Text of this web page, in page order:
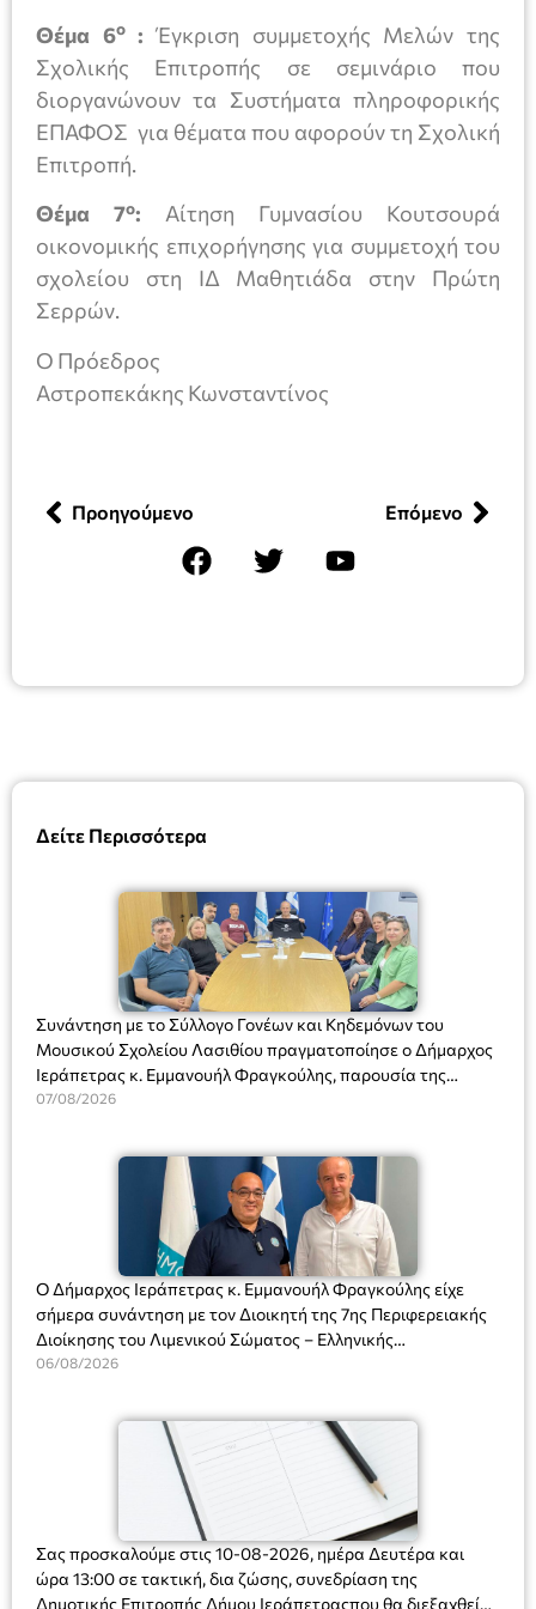
Δείτε Περισσότερα
Συνάντηση με το Σύλλογο Γονέων και Κηδεμόνων του
Μουσικού Σχολείου Λασιθίου πραγματοποίησε ο Δήμαρχος
Ιεράπετρας κ. Εμμανουήλ Φραγκούλης, παρουσία της
Διευθύντριας του σχολείου κας Μαριάννας Χαΐτα.
07/08/2026
Ο Δήμαρχος Ιεράπετρας κ. Εμμανουήλ Φραγκούλης είχε
σήμερα συνάντηση με τον Διοικητή της 7ης Περιφερειακής
Διοίκησης του Λιμενικού Σώματος – Ελληνικής
Ακτοφυλακής (Λ.Σ.-ΕΛ.ΑΚΤ.), Αρχιπλοίαρχο Λ.Σ. κ. Ιωάννη
06/08/2026
Σας προσκαλούμε στις 10-08-2026, ημέρα Δευτέρα και
ώρα 13:00 σε τακτική, δια ζώσης, συνεδρίαση της
Δημοτικής Επιτροπής Δήμου Ιεράπετραςπου θα διεξαχθεί
Θέμα 6ο:Έγκριση συμμετοχής Μελών της
Σχολικής Επιτροπής σε σεμινάριο που
διοργανώνουν τα Συστήματα πληροφορικής
ΕΠΑΦΟΣ για θέματα που αφορούν τη Σχολική
Επιτροπή.
Θέμα 7ο: Αίτηση Γυμνασίου Κουτσουρά
οικονομικής επιχορήγησης για συμμετοχή του
σχολείου στη ΙΔ Μαθητιάδα στην Πρώτη
Σερρών.
Ο Πρόεδρος
Αστροπεκάκης Κωνσταντίνος
Προηγούμενο Επόμενο